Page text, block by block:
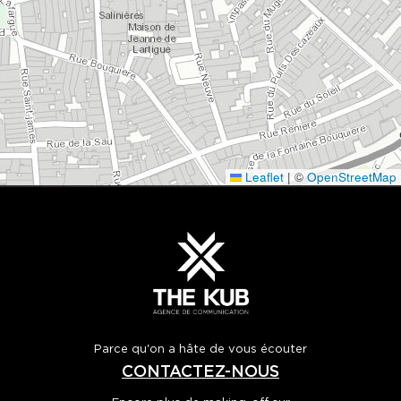
Leaflet | © OpenStreetMap
Parce qu'on a hâte de vous écouter
CONTACTEZ-NOUS